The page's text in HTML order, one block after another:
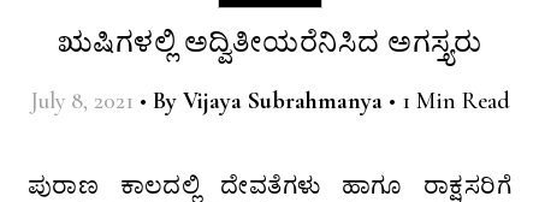
ಋಷಿಗಳಲ್ಲಿ ಅದ್ವಿತೀಯರೆನಿಸಿದ ಅಗಸ್ತ್ಯರು
July 8, 2021 • By Vijaya Subrahmanya • 1 Min Read
ಪುರಾಣ ಕಾಲದಲ್ಲಿ ದೇವತೆಗಳು ಹಾಗೂ ರಾಕ್ಷಸರಿಗೆ